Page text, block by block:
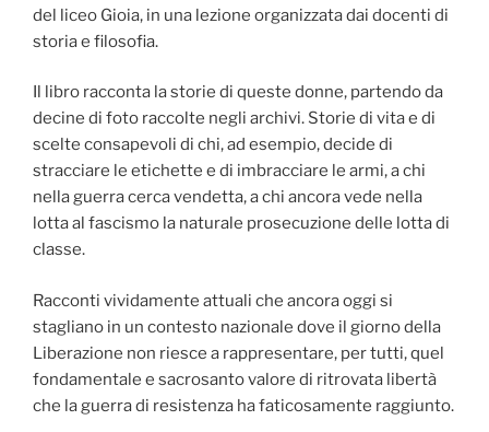
del liceo Gioia, in una lezione organizzata dai docenti di
storia e filosofia.
Il libro racconta la storie di queste donne, partendo da
decine di foto raccolte negli archivi. Storie di vita e di
scelte consapevoli di chi, ad esempio, decide di
stracciare le etichette e di imbracciare le armi, a chi
nella guerra cerca vendetta, a chi ancora vede nella
lotta al fascismo la naturale prosecuzione delle lotta di
classe.
Racconti vividamente attuali che ancora oggi si
stagliano in un contesto nazionale dove il giorno della
Liberazione non riesce a rappresentare, per tutti, quel
fondamentale e sacrosanto valore di ritrovata libertà
che la guerra di resistenza ha faticosamente raggiunto.